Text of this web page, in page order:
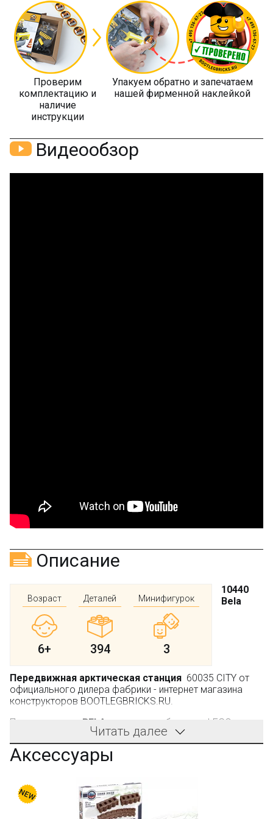
Проверим
комплектацию и
наличие
инструкции
Упакуем обратно и запечатаем
нашей фирменной наклейкой
Видеообзор
Описание
Возраст
6+
Деталей
394
Минифигурок
3
10440
Bela
Передвижная арктическая станция 60035 CITY от
официального дилера фабрики - интернет магазина
конструкторов BOOTLEGBRICKS.RU.
Производитель: BELA
, не является брендом LEGO.
Предлагаемый конструктор выделяется отличной
проработкой деталей. Из его кубиков ребёнок соберёт
технику для работы в суровых погодных условиях. В
тягача с автокраном и прицепом-лабораторией и
квадроцикл:
Читать далее
Аксессуары